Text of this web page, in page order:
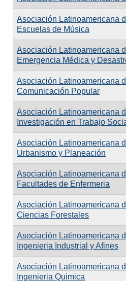
Asociación Latinoamericana
Escuelas de Música
Asociación Latinoamericana
Emergencia Médica y
Asociación Latinoamericana
Comunicación Popular
Asociación Latinoamericana
Investigación en Trabajo
Asociación Latinoamericana
Urbanismo y Planeación
Asociación Latinoamericana
Facultades de Enfermeria
Asociación Latinoamericana
Ciencias Forestales
Asociación Latinoamericana
Ingenieria Industrial y Afines
Asociación Latinoamericana
Ingenieria Quimica